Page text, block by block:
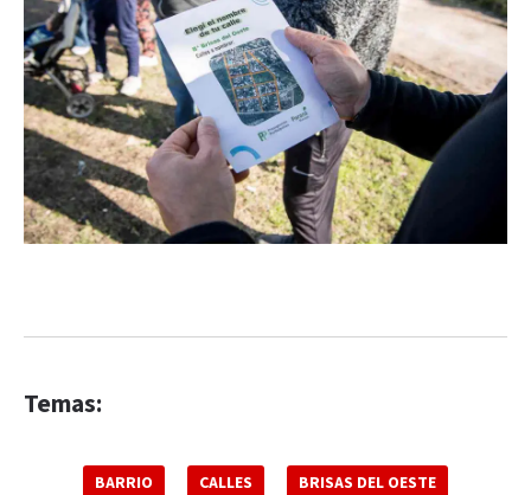
Temas:
BARRIO CALLES BRISAS DEL OESTE